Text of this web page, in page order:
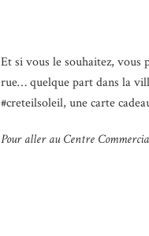
Et si vous le souhaitez, vous
rue… quelque part dans la
#creteilsoleil, une carte
Pour aller au Centre